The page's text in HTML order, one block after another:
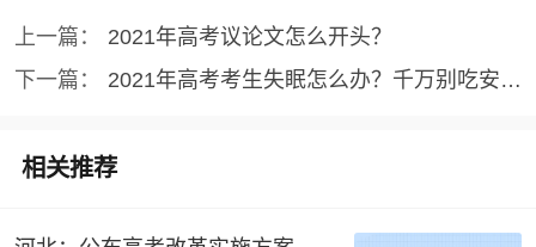
上一篇：
2021年高考议论文怎么开头？
下一篇：
2021年高考考生失眠怎么办？千万别吃安眠药
相关推荐